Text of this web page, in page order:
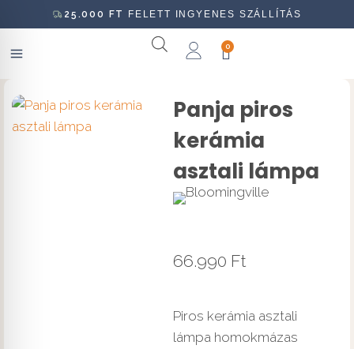
25.000 FT FELETT INGYENES SZÁLLÍTÁS
0
Panja piros
kerámia
asztali lámpa
66.990 Ft
Piros kerámia asztali
lámpa homokmázas